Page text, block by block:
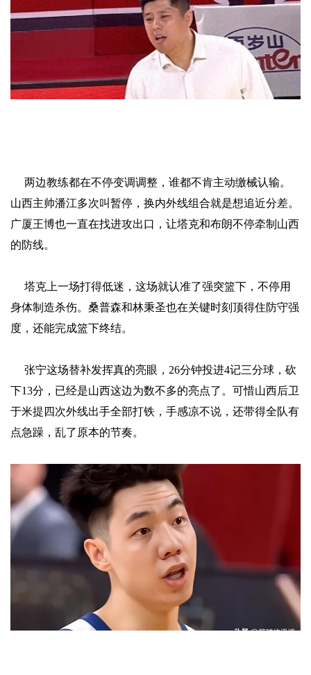
两边教练都在不停变调调整，谁都不肯主动缴械认输。
山西主帅潘江多次叫暂停，换内外线组合就是想追近分差。
广厦王博也一直在找进攻出口，让塔克和布朗不停牵制山西
的防线。
塔克上一场打得低迷，这场就认准了强突篮下，不停用
身体制造杀伤。桑普森和林秉圣也在关键时刻顶得住防守强
度，还能完成篮下终结。
张宁这场替补发挥真的亮眼，26分钟投进4记三分球，砍
下13分，已经是山西这边为数不多的亮点了。可惜山西后卫
于米提四次外线出手全部打铁，手感凉不说，还带得全队有
点急躁，乱了原本的节奏。